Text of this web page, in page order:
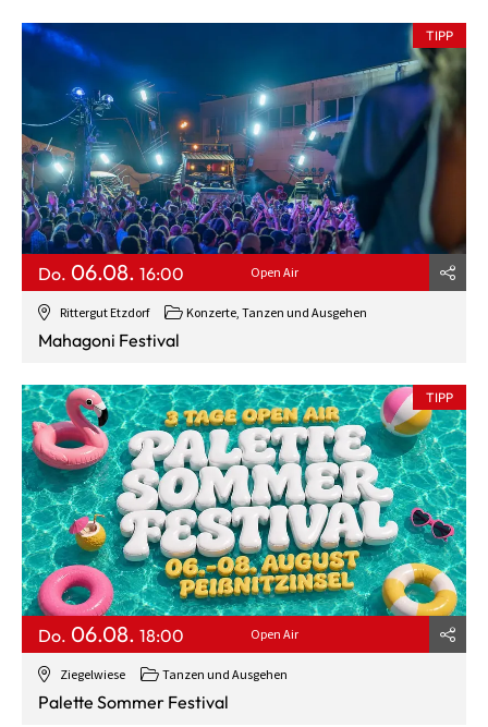
Rittergut Etzdorf Konzerte, Tanzen und Ausgehen
TIPP
Do. 06.08. 16:00 Open Air
Mahagoni Festival
Ziegelwiese Tanzen und Ausgehen
TIPP
Do. 06.08. 18:00 Open Air
Palette Sommer Festival